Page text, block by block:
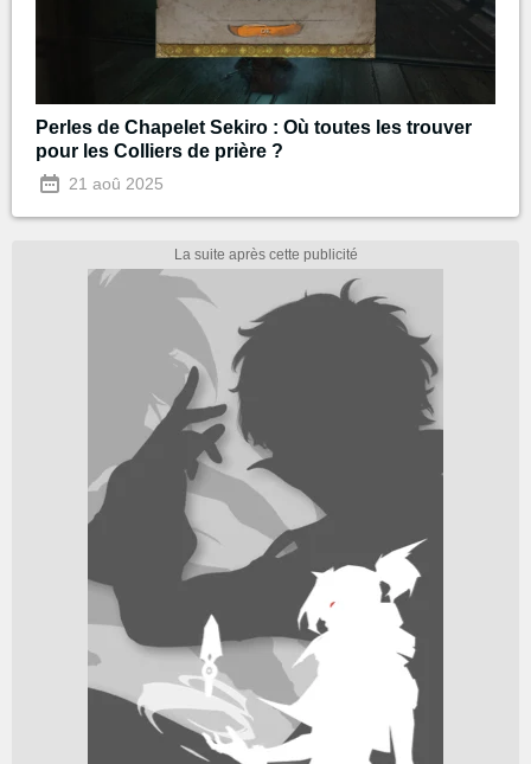
Perles de Chapelet Sekiro : Où toutes les trouver
pour les Colliers de prière ?
21 aoû 2025